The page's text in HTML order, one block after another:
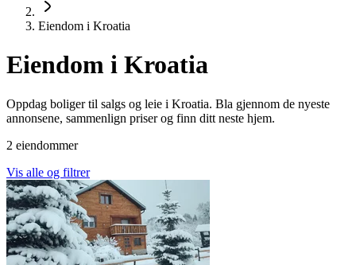
Eiendom i Kroatia
Eiendom i Kroatia
Oppdag boliger til salgs og leie i Kroatia. Bla gjennom de nyeste
annonsene, sammenlign priser og finn ditt neste hjem.
2 eiendommer
Vis alle og filtrer